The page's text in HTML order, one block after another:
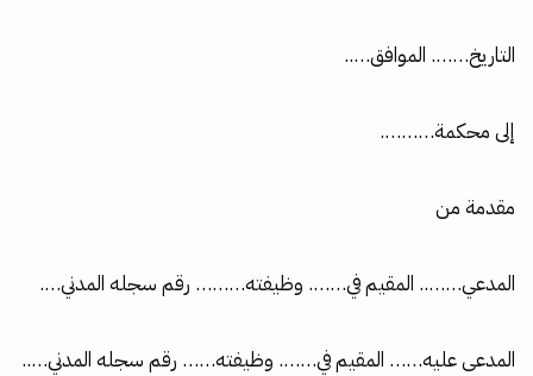
التاريخ……. الموافق…..
إلى محكمة……….
مقدمة من
المدعي…….. المقيم في……. وظيفته……… رقم سجله المدني….
المدعى عليه…… المقيم في……. وظيفته…… رقم سجله المدني…..